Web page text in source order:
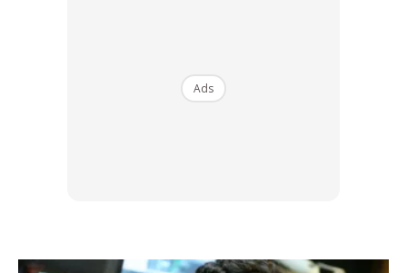
Ads
Ads